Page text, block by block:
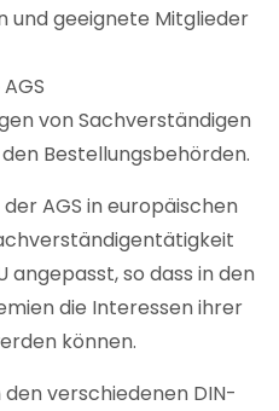
und geeignete Mitglieder
von Sachverständigen
Bestellungsbehörden.
AGS in europäischen
angepasst, so dass in den
die Interessen ihrer
können.
den verschiedenen DIN-